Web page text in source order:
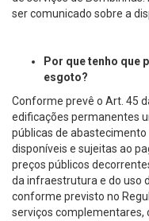
ser comunicado sobre a
Por que tenho que
esgoto?
Conforme prevê o Art. 45
edificações permanentes
públicas de
disponíveis e sujeitas ao
preços públicos
da infraestrutura e do uso
conforme previsto no
serviços complementares,